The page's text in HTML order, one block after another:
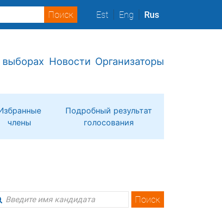
Est Eng Rus
Новости Организаторы
члены
Подробный результат
голосования
Поиск